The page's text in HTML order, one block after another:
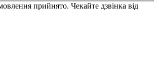
прийнято. Чекайте дзвінка від